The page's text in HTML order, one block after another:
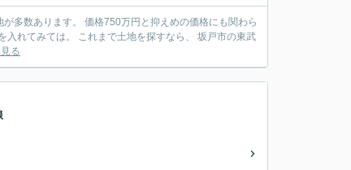
多数あります。 価格750万円と抑えめの価格にも関わら
れてみては。 これまで土地を探すなら、 坂戸市の東武
る